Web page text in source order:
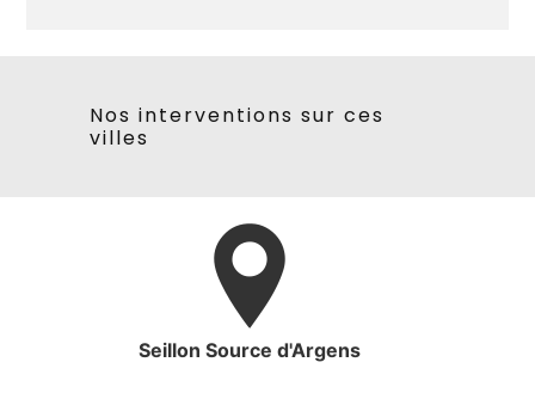
Nos interventions sur ces
villes
Seillon Source d'Argens